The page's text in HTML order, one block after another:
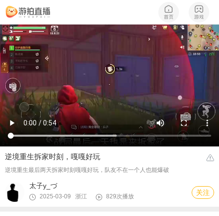
逆境重生拆家时刻，嘎嘎好玩
逆境重生最后两天拆家时刻嘎嘎好玩，队友不在一个人也能爆破
太子y_づ
2025-03-09 浙江 829次播放 关注